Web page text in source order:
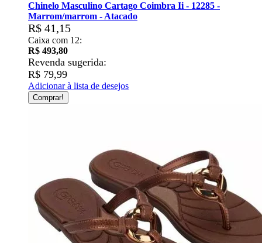
Chinelo Masculino Cartago Coimbra Ii - 12285 -
Marrom/marrom - Atacado
R$ 41,15
Caixa com 12:
R$ 493,80
Revenda sugerida:
R$ 79,99
Adicionar à lista de desejos
Comprar!